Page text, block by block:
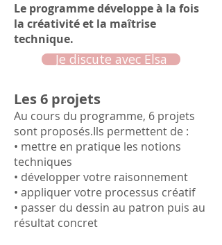
Le programme développe à la fois
la créativité et la maîtrise
technique.
Je discute avec Elsa
Les 6 projets
Au cours du programme, 6 projets
sont proposés.Ils permettent de :
• mettre en pratique les notions
techniques
• développer votre raisonnement
• appliquer votre processus créatif
• passer du dessin au patron puis au
résultat concret